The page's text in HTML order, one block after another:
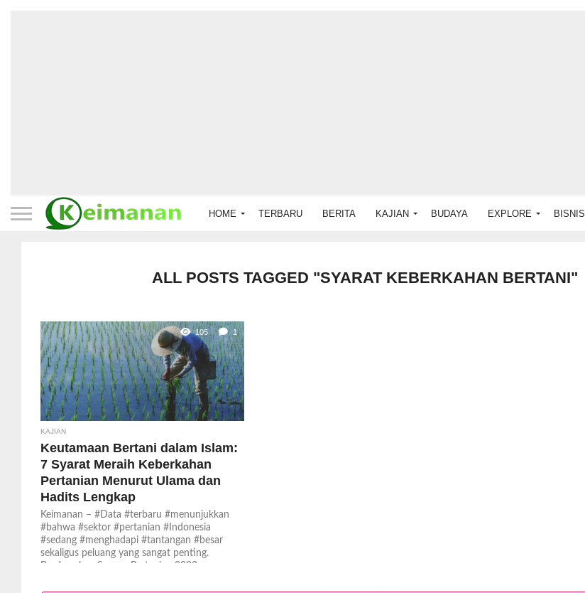
HOME TERBARU BERITA KAJIAN BUDAYA EXPLORE BISNIS
ALL POSTS TAGGED "SYARAT KEBERKAHAN BERTANI"
105 1
KAJIAN
Keutamaan Bertani dalam Islam:
7 Syarat Meraih Keberkahan
Pertanian Menurut Ulama dan
Hadits Lengkap
Keimanan – #Data #terbaru #menunjukkan
#bahwa #sektor #pertanian #Indonesia
#sedang #menghadapi #tantangan #besar
sekaligus peluang yang sangat penting.
Berdasarkan Sensus Pertanian 2023...